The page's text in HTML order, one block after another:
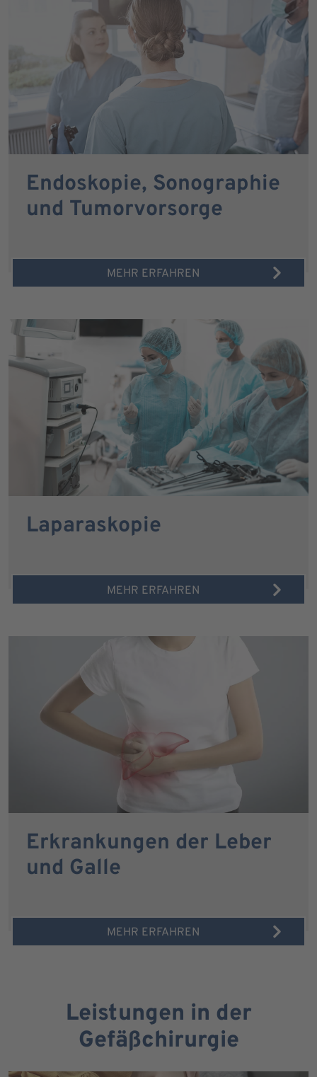
Endoskopie, Sonographie
und Tumorvorsorge
MEHR ERFAHREN
Laparaskopie
MEHR ERFAHREN
Erkrankungen der Leber
und Galle
MEHR ERFAHREN
Leistungen in der
Gefäßchirurgie